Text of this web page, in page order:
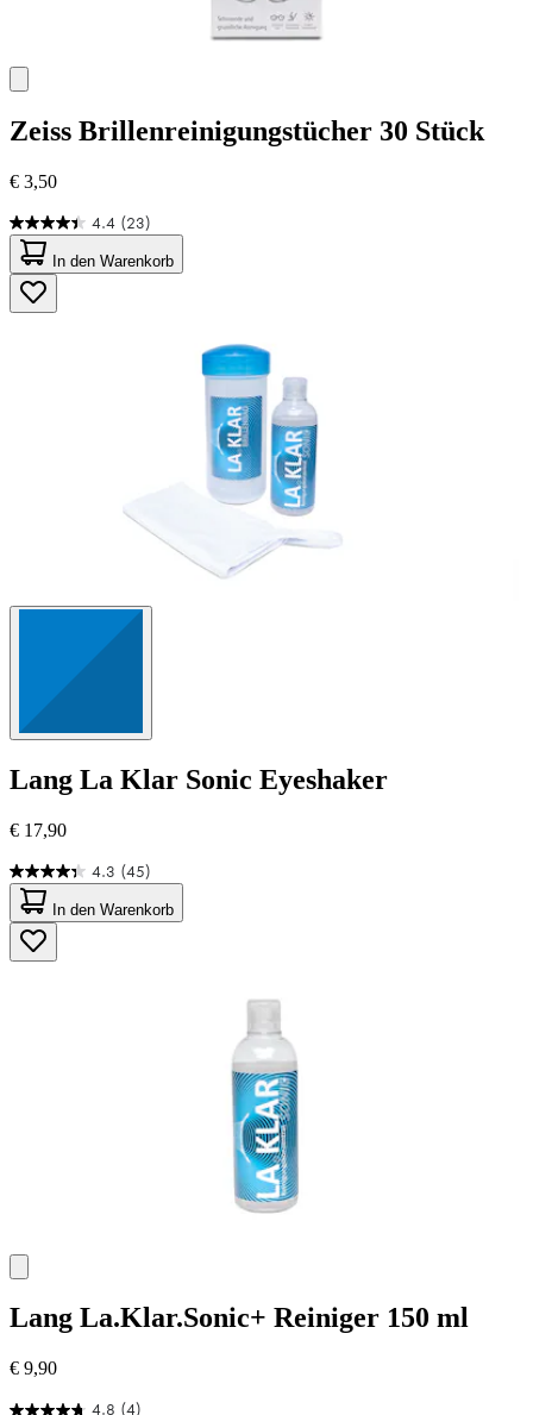
Zeiss Brillenreinigungstücher 30 Stück
€ 3,50
4.4 (23)
4.4
von
5
Sternen.
23
In den Warenkorb
Lang La Klar Sonic Eyeshaker
€ 17,90
4.3 (45)
4.3
von
5
Sternen.
45
In den Warenkorb
Lang La.Klar.Sonic+ Reiniger 150 ml
€ 9,90
4.8 (4)